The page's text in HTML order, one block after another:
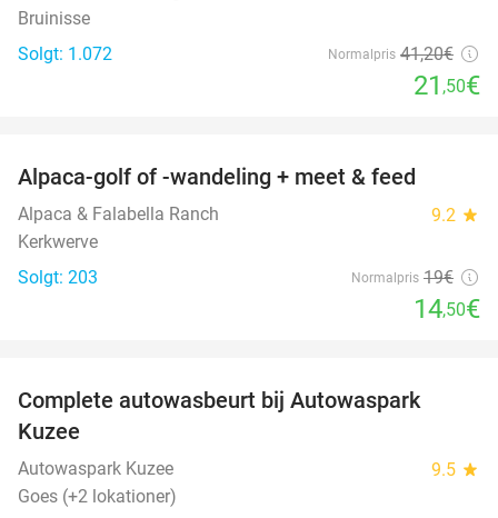
Bruinisse
Solgt: 1.072
Normalpris 41,20€
21 ,50€
Alpaca-golf of -wandeling + meet & feed
Alpaca & Falabella Ranch 9.2 star
Kerkwerve
Solgt: 203
Normalpris 19€
14,50€
Complete autowasbeurt bij Autowaspark
Kuzee
Autowaspark Kuzee 9.5 star
Goes (+2 lokationer)